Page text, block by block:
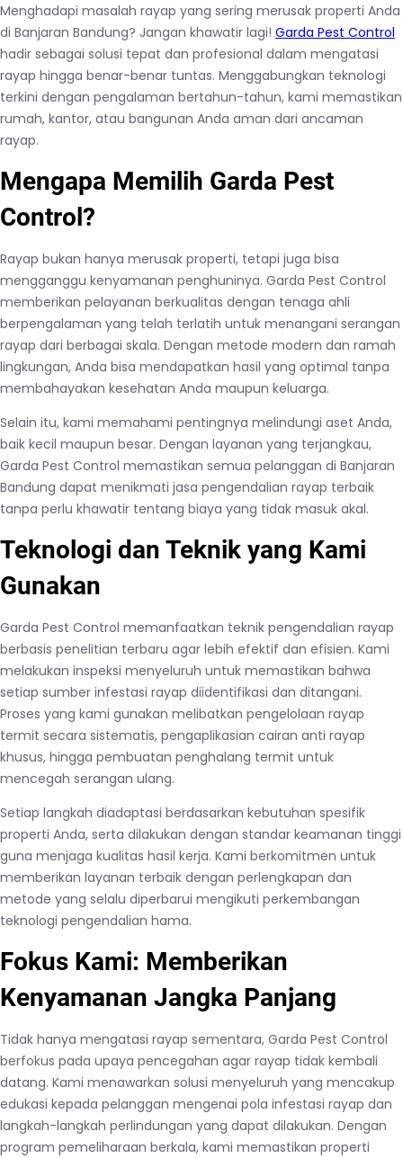
Menghadapi masalah rayap yang sering merusak properti Anda
di Banjaran Bandung? Jangan khawatir lagi! Garda Pest Control
hadir sebagai solusi tepat dan profesional dalam mengatasi
rayap hingga benar-benar tuntas. Menggabungkan teknologi
terkini dengan pengalaman bertahun-tahun, kami memastikan
rumah, kantor, atau bangunan Anda aman dari ancaman
rayap.
Mengapa Memilih Garda Pest
Control?
Rayap bukan hanya merusak properti, tetapi juga bisa
mengganggu kenyamanan penghuninya. Garda Pest Control
memberikan pelayanan berkualitas dengan tenaga ahli
berpengalaman yang telah terlatih untuk menangani serangan
rayap dari berbagai skala. Dengan metode modern dan ramah
lingkungan, Anda bisa mendapatkan hasil yang optimal tanpa
membahayakan kesehatan Anda maupun keluarga.
Selain itu, kami memahami pentingnya melindungi aset Anda,
baik kecil maupun besar. Dengan layanan yang terjangkau,
Garda Pest Control memastikan semua pelanggan di Banjaran
Bandung dapat menikmati jasa pengendalian rayap terbaik
tanpa perlu khawatir tentang biaya yang tidak masuk akal.
Teknologi dan Teknik yang Kami
Gunakan
Garda Pest Control memanfaatkan teknik pengendalian rayap
berbasis penelitian terbaru agar lebih efektif dan efisien. Kami
melakukan inspeksi menyeluruh untuk memastikan bahwa
setiap sumber infestasi rayap diidentifikasi dan ditangani.
Proses yang kami gunakan melibatkan pengelolaan rayap
termit secara sistematis, pengaplikasian cairan anti rayap
khusus, hingga pembuatan penghalang termit untuk
mencegah serangan ulang.
Setiap langkah diadaptasi berdasarkan kebutuhan spesifik
properti Anda, serta dilakukan dengan standar keamanan tinggi
guna menjaga kualitas hasil kerja. Kami berkomitmen untuk
memberikan layanan terbaik dengan perlengkapan dan
metode yang selalu diperbarui mengikuti perkembangan
teknologi pengendalian hama.
Fokus Kami: Memberikan
Kenyamanan Jangka Panjang
Tidak hanya mengatasi rayap sementara, Garda Pest Control
berfokus pada upaya pencegahan agar rayap tidak kembali
datang. Kami menawarkan solusi menyeluruh yang mencakup
edukasi kepada pelanggan mengenai pola infestasi rayap dan
langkah-langkah perlindungan yang dapat dilakukan. Dengan
program pemeliharaan berkala, kami memastikan properti